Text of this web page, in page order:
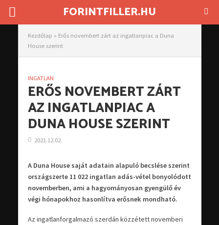
FORINTFILLER.HU
Kezdőlap » Erős novembert zárt az ingatlanpiac a Duna
House szerint
INGATLAN
ERŐS NOVEMBERT ZÁRT
AZ INGATLANPIAC A
DUNA HOUSE SZERINT
2021.12.02.
A Duna House saját adatain alapuló becslése szerint
országszerte 11 022 ingatlan adás-vétel bonyolódott
novemberben, ami a hagyományosan gyengülő év
végi hónapokhoz hasonlítva erősnek mondható.
Az ingatlanforgalmazó szerdán közzétett novemberi